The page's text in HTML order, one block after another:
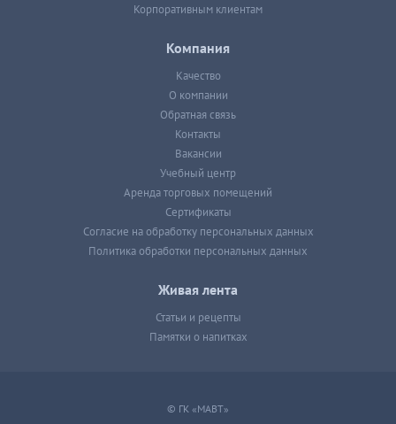
Корпоративным клиентам
Компания
Качество
О компании
Обратная связь
Контакты
Вакансии
Учебный центр
Аренда торговых помещений
Сертификаты
Согласие на обработку персональных данных
Политика обработки персональных данных
Живая лента
Статьи и рецепты
Памятки о напитках
© ГК «МАВТ»